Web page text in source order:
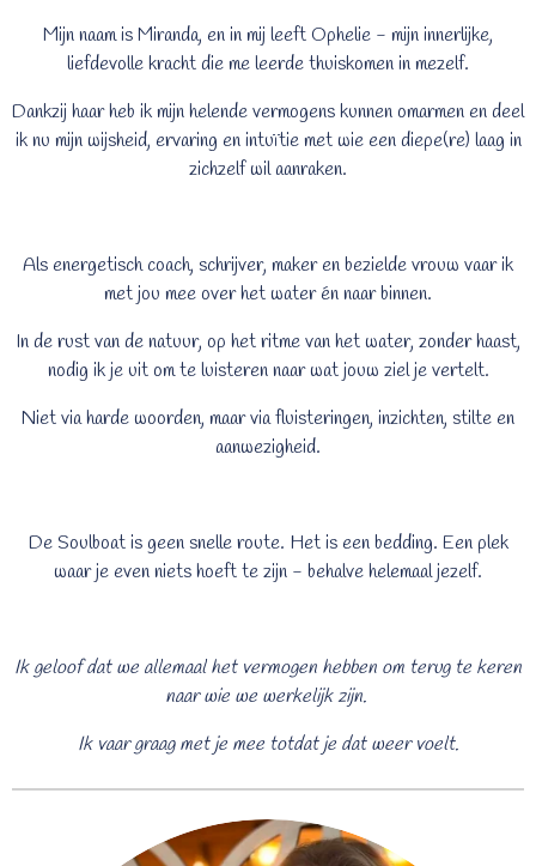
Mijn naam is Miranda, en in mij leeft Ophelie - mijn innerlijke,
liefdevolle kracht die me leerde thuiskomen in mezelf.
Dankzij haar heb ik mijn helende vermogens kunnen omarmen en deel
ik nu mijn wijsheid, ervaring en intuïtie met wie een diepe(re) laag in
zichzelf wil aanraken.
Als energetisch coach, schrijver, maker en bezielde vrouw vaar ik
met jou mee over het water én naar binnen.
In de rust van de natuur, op het ritme van het water, zonder haast,
nodig ik je uit om te luisteren naar wat jouw ziel je vertelt.
Niet via harde woorden, maar via fluisteringen, inzichten, stilte en
aanwezigheid.
De Soulboat is geen snelle route. Het is een bedding. Een plek
waar je even niets hoeft te zijn - behalve helemaal jezelf.
Ik geloof dat we allemaal het vermogen hebben om terug te keren
naar wie we werkelijk zijn.
Ik vaar graag met je mee totdat je dat weer voelt.